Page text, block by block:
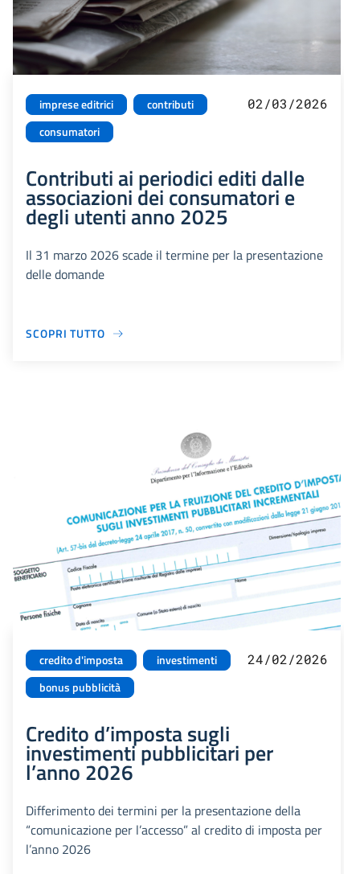
imprese editrici
contributi
consumatori
02/03/2026
Contributi ai periodici editi dalle
associazioni dei consumatori e
degli utenti anno 2025
Il 31 marzo 2026 scade il termine per la presentazione
delle domande
SCOPRI TUTTO
credito d'imposta
investimenti
bonus pubblicità
24/02/2026
Credito d’imposta sugli
investimenti pubblicitari per
l’anno 2026
Differimento dei termini per la presentazione della
“comunicazione per l’accesso” al credito di imposta per
l’anno 2026